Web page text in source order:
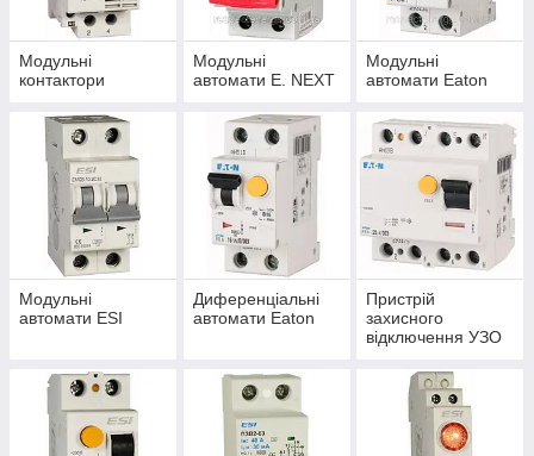
Модульні
контактори
Модульні
автомати E. NEXT
Модульні
автомати Eaton
Модульні
автомати ESI
Диференціальні
автомати Eaton
Пристрій
захисного
відключення УЗО